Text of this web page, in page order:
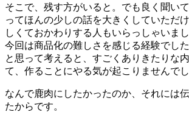
そこで、残す方がいると。でも良く聞い
ってほんの少しの話を大きくしていただ
しくておかわりする人もいらっしゃいまし
今回は商品化の難しさを感じる経験でし
と思って考えると、すごくありきたりな
て、作ることにやる気が起こりませんでし
なんで鹿肉にしたかったのか、それには
たからです。